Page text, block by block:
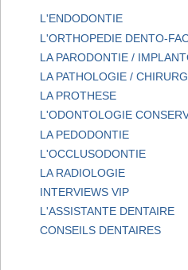
L'ENDODONTIE
L'ORTHOPEDIE DENTO-
LA PARODONTIE /
LA PATHOLOGIE /
LA PROTHESE
L'ODONTOLOGIE
LA PEDODONTIE
L'OCCLUSODONTIE
LA RADIOLOGIE
INTERVIEWS VIP
L'ASSISTANTE DENTAIRE
CONSEILS DENTAIRES